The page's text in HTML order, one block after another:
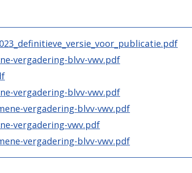
vergadering-blvv-vwv.pdf
vergadering-blvv-vwv.pdf
vergadering-blvv-vwv.pdf
vergadering-vwv.pdf
vergadering-blvv-vwv.pdf